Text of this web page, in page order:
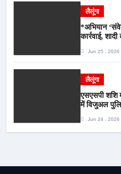
लैलूंगा
*अभियान
कार्रवाई,
Jun 25 , 2026
लैलूंगा
एसएसपी शशि
में विजुअल
Jun 24 , 2026